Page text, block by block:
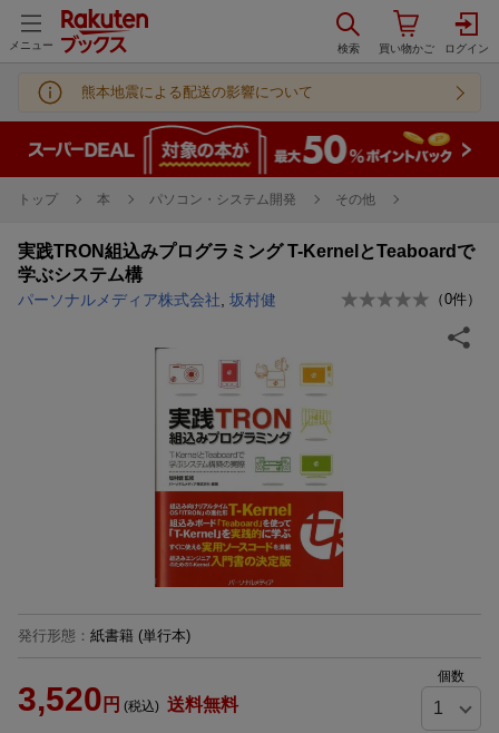
メニュー
熊本地震による配送の影響について
トップ 本 パソコン・システム開発 その他
実践TRON組込みプログラミング T-KernelとTeaboardで
学ぶシステム構
パーソナルメディア株式会社 坂村健 （0件）
発行形態 ： 紙書籍 (単行本)
3,520 円 (税込) 送料無料
個数